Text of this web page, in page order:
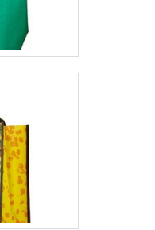
possuir
onde são
estrutura
todas as
à
de alta
entrega com
clientes.